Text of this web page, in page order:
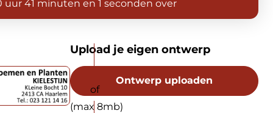
uur 41 minuten en 0 seconden over
Upload je eigen ontwerp
Ontwerp uploaden
(max 8mb)